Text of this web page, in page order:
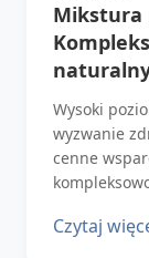
Mikstura
Wysoki
wyzwanie
cenne
Czytaj